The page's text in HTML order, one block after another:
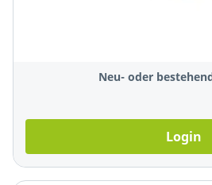
Neu- oder
Login